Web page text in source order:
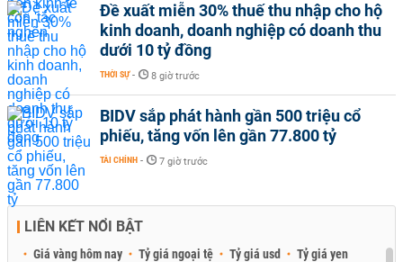
Đề xuất miễn 30% thuế thu nhập cho hộ
kinh doanh, doanh nghiệp có doanh thu
dưới 10 tỷ đồng
THỜI SỰ - 8 giờ trước
BIDV sắp phát hành gần 500 triệu cổ
phiếu, tăng vốn lên gần 77.800 tỷ
TÀI CHÍNH - 7 giờ trước
LIÊN KẾT NỔI BẬT
Giá vàng hôm nay Tỷ giá ngoại tệ Tỷ giá usd Tỷ giá yen